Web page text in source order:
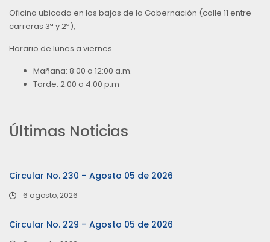
Oficina ubicada en los bajos de la Gobernación (calle 11 entre
carreras 3ª y 2ª),
Horario de lunes a viernes
Mañana: 8:00 a 12:00 a.m.
Tarde: 2:00 a 4:00 p.m
Últimas Noticias
Circular No. 230 – Agosto 05 de 2026
6 agosto, 2026
Circular No. 229 – Agosto 05 de 2026